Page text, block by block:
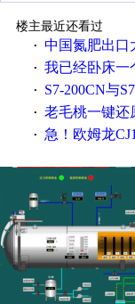
楼主最近还看过
· 中国氮肥出口
· 我已经卧床一个多月了，是出去安装机
· S7-200CN与
· 老毛桃一键还原，傻瓜式操作一键轻松备份还
· 急！欧姆龙CJ1M系列PLC,如何用时间控制